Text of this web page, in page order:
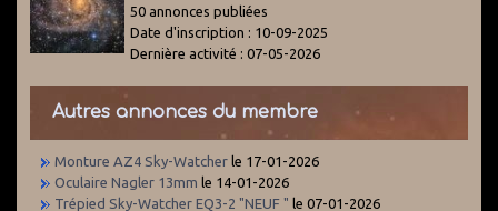
50 annonces publiées
Date d'inscription : 10-09-2025
Dernière activité : 07-05-2026
Autres annonces du membre
Monture AZ4 Sky-Watcher le 17-01-2026
Oculaire Nagler 13mm le 14-01-2026
Trépied Sky-Watcher EQ3-2 "NEUF " le 07-01-2026